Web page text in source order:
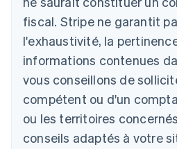
fiscal. Stripe ne garantit
l'exhaustivité, la
informations contenues
vous conseillons de
compétent ou d'un
ou les territoires
conseils adaptés à votre
Deutsch English
Belgique
NederlandsFrançaisDeutsch
Brésil
Bulgarie
English
Canada
English Français
Chine continentale